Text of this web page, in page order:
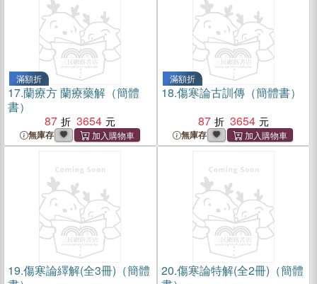
滿額折
17.蘭療方 蘭療藥解（簡體
書）
87
3654
無庫存
滿額折
18.傷寒論古訓傳（簡體書）
87
3654
無庫存
19.傷寒論繹解(全3冊)（簡體
20.傷寒論特解(全2冊)（簡體